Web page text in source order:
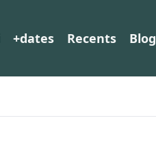
+dates Recents Blog